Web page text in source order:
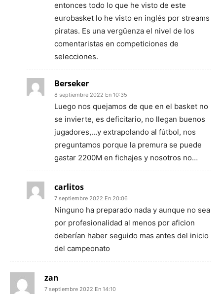
entonces todo lo que he visto de este
eurobasket lo he visto en inglés por streams
piratas. Es una vergüenza el nivel de los
comentaristas en competiciones de
selecciones.
Berseker
8 septiembre 2022 En 10:35
Luego nos quejamos de que en el basket no
se invierte, es deficitario, no llegan buenos
jugadores,…y extrapolando al fútbol, nos
preguntamos porque la premura se puede
gastar 2200M en fichajes y nosotros no…
carlitos
7 septiembre 2022 En 20:06
Ninguno ha preparado nada y aunque no sea
por profesionalidad al menos por aficion
deberían haber seguido mas antes del inicio
del campeonato
zan
7 septiembre 2022 En 14:10